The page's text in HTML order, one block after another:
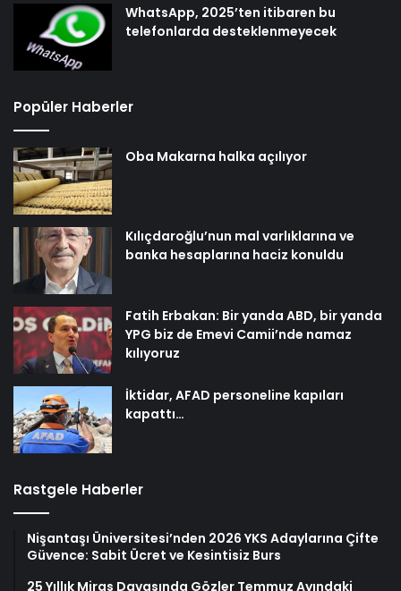
WhatsApp, 2025’ten itibaren bu
telefonlarda desteklenmeyecek
Popüler Haberler
Oba Makarna halka açılıyor
Kılıçdaroğlu’nun mal varlıklarına ve
banka hesaplarına haciz konuldu
Fatih Erbakan: Bir yanda ABD, bir yanda
YPG biz de Emevi Camii’nde namaz
kılıyoruz
İktidar, AFAD personeline kapıları
kapattı…
Rastgele Haberler
Nişantaşı Üniversitesi’nden 2026 YKS Adaylarına Çifte
Güvence: Sabit Ücret ve Kesintisiz Burs
25 Yıllık Miras Davasında Gözler Temmuz Ayındaki